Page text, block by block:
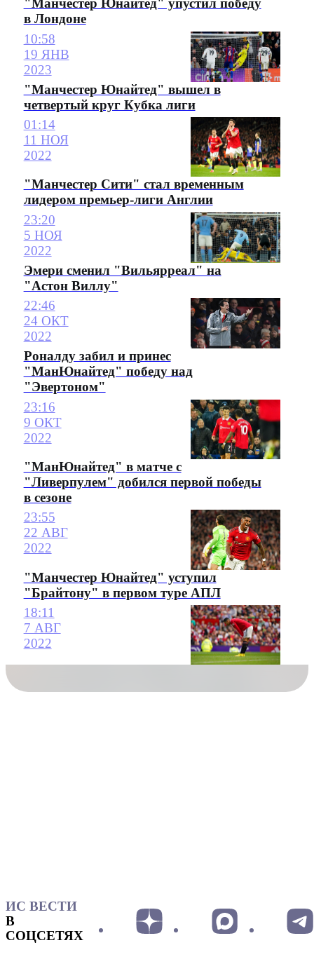
"Манчестер Юнайтед" упустил победу
в Лондоне
10:58
19 ЯНВ
2023
"Манчестер Юнайтед" вышел в
четвертый круг Кубка лиги
01:14
11 НОЯ
2022
"Манчестер Сити" стал временным
лидером премьер-лиги Англии
23:20
5 НОЯ
2022
Эмери сменил "Вильярреал" на
"Астон Виллу"
22:46
24 ОКТ
2022
Роналду забил и принес
"МанЮнайтед" победу над
"Эвертоном"
23:16
9 ОКТ
2022
"МанЮнайтед" в матче с
"Ливерпулем" добился первой победы
в сезоне
23:55
22 АВГ
2022
"Манчестер Юнайтед" уступил
"Брайтону" в первом туре АПЛ
18:11
7 АВГ
2022
ИС ВЕСТИ
В
СОЦСЕТЯХ